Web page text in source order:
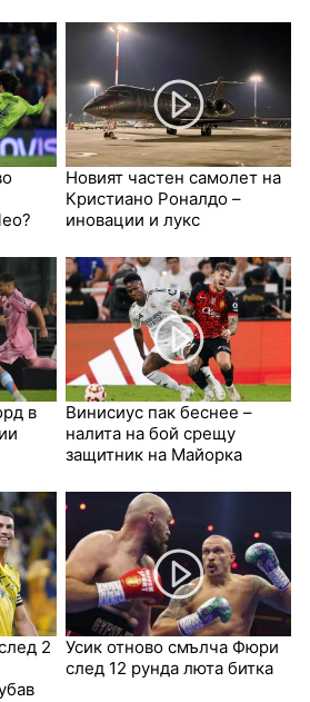
Новият частен самолет на
Кристиано Роналдо –
иновации и лукс
в
Винисиус пак беснее –
налита на бой срещу
защитник на Майорка
2
Усик отново смълча Фюри
след 12 рунда люта битка